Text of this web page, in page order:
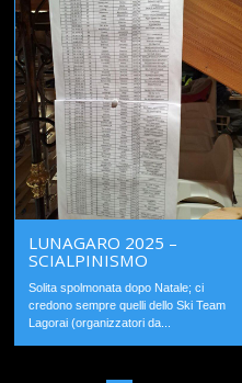
LUNAGARO 2025 –
SCIALPINISMO
Solita spolmonata dopo Natale; ci
credono sempre quelli dello Ski Team
Lagorai (organizzatori da...